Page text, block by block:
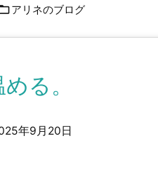
アリネのブログ
る。
年9月20日